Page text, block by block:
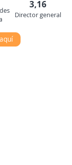
3,16
Director general